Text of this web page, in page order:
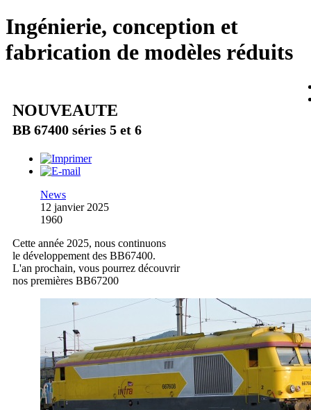
Ingénierie, conception et
fabrication de modèles réduits
NOUVEAUTE
BB 67400 séries 5 et 6
News
12 janvier 2025
1960
Cette année 2025, nous continuons
le développement des BB67400.
L'an prochain, vous pourrez découvrir
nos premières BB67200